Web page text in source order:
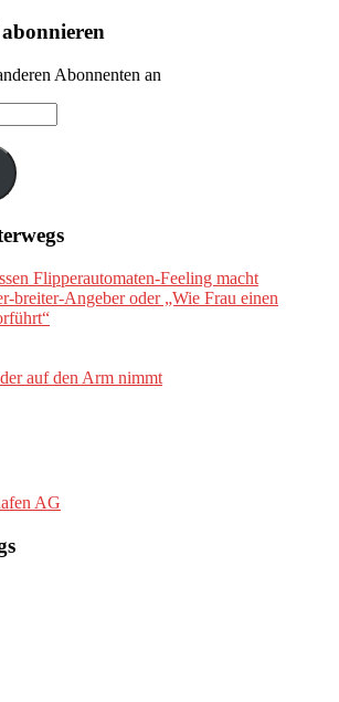
Abonnenten an
Flipperautomaten-Feeling macht
breiter-Angeber oder „Wie Frau einen
auf den Arm nimmt
AG